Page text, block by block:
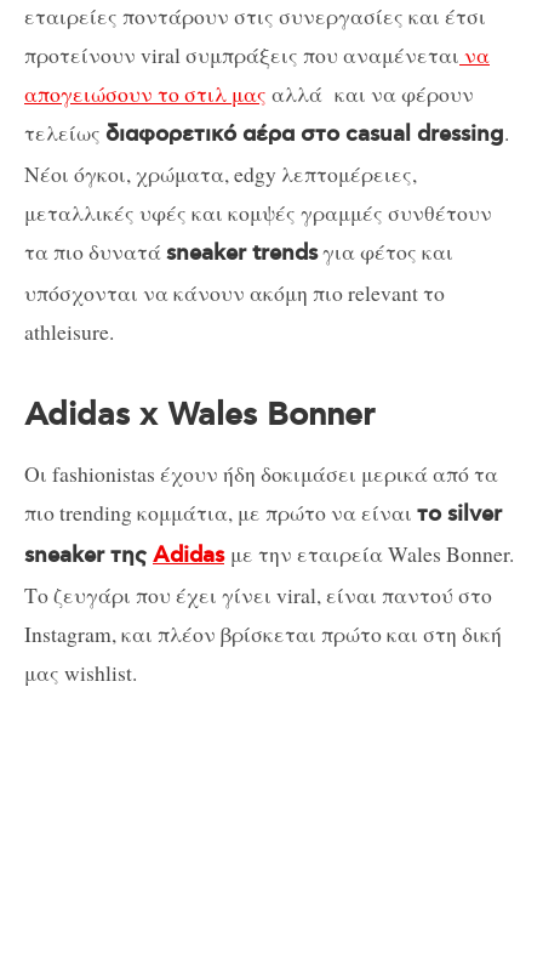
εταιρείες ποντάρουν στις συνεργασίες και έτσι
προτείνουν viral συμπράξεις που αναμένεται να
απογειώσουν το στιλ μας αλλά και να φέρουν
τελείως διαφορετικό αέρα στο casual dressing.
Νέοι όγκοι, χρώματα, edgy λεπτομέρειες,
μεταλλικές υφές και κομψές γραμμές συνθέτουν
τα πιο δυνατάsneaker trendsγια φέτος και
υπόσχονται να κάνουν ακόμη πιο relevant το
athleisure.
Adidas x Wales Bonner
Οι fashionistas έχουν ήδη δοκιμάσει μερικά από τα
πιο trending κομμάτια, με πρώτο να είναι το silver
sneaker της Adidas με την εταιρεία Wales Bonner.
Το ζευγάρι που έχει γίνει viral, είναι παντού στο
Instagram, και πλέον βρίσκεται πρώτο και στη δική
μας wishlist.